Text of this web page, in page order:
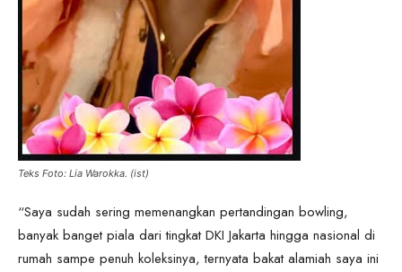
Teks Foto: Lia Warokka. (ist)
“Saya sudah sering memenangkan pertandingan bowling,
banyak banget piala dari tingkat DKI Jakarta hingga nasional di
rumah sampe penuh koleksinya, ternyata bakat alamiah saya ini